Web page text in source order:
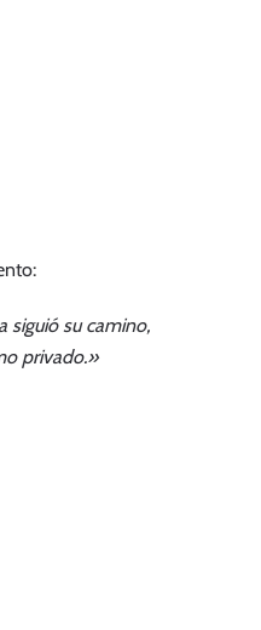
:
siguió su camino,
privado.»